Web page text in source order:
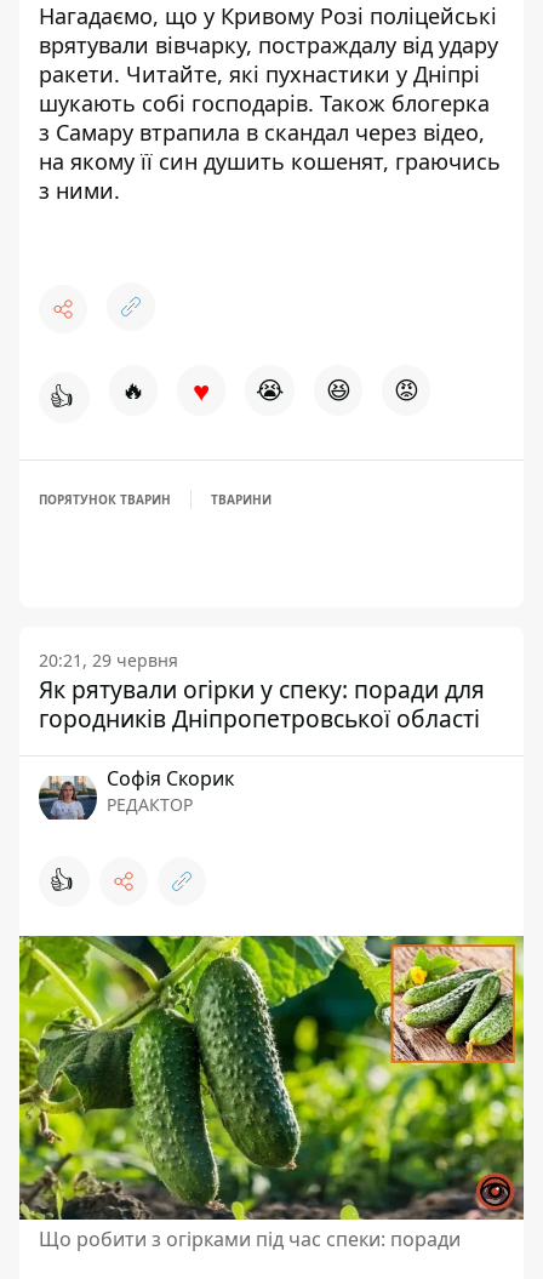
Нагадаємо, що у Кривому Розі поліцейські
врятували вівчарку, постраждалу від удару
ракети. Читайте, які пухнастики у Дніпрі
шукають собі господарів. Також блогерка
з Самару втрапила в скандал через відео,
на якому її син душить кошенят, граючись
з ними.
👍 🔥 ♥ 😭 😆 😡
ПОРЯТУНОК ТВАРИН ТВАРИНИ
20:21, 29 червня
Як рятували огірки у спеку: поради для
городників Дніпропетровської області
Софія Скорик
РЕДАКТОР
👍
Що робити з огірками під час спеки: поради